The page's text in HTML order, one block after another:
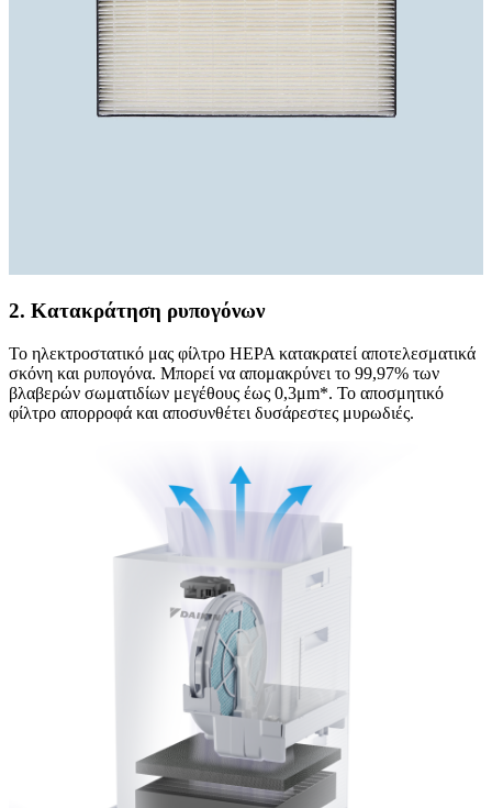
2. Κατακράτηση ρυπογόνων
Το ηλεκτροστατικό μας φίλτρο HEPA κατακρατεί αποτελεσματικά
σκόνη και ρυπογόνα. Μπορεί να απομακρύνει το 99,97% των
βλαβερών σωματιδίων μεγέθους έως 0,3μm*. Το αποσμητικό
φίλτρο απορροφά και αποσυνθέτει δυσάρεστες μυρωδιές.